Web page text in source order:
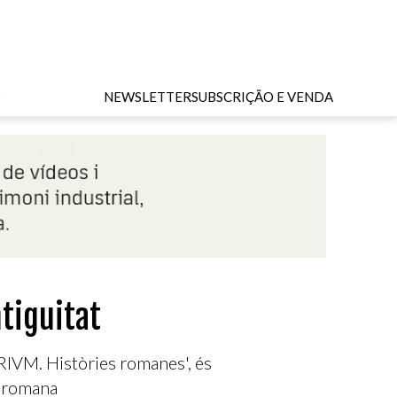
NEWSLETTERSUBSCRIÇÃO E VENDA
Històries romanes', és